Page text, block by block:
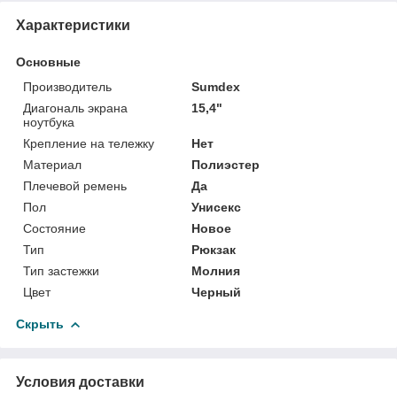
Характеристики
Основные
Производитель
Sumdex
Диагональ экрана
ноутбука
15,4"
Крепление на тележку
Нет
Материал
Полиэстер
Плечевой ремень
Да
Пол
Унисекс
Состояние
Новое
Тип
Рюкзак
Тип застежки
Молния
Цвет
Черный
Скрыть
Условия доставки